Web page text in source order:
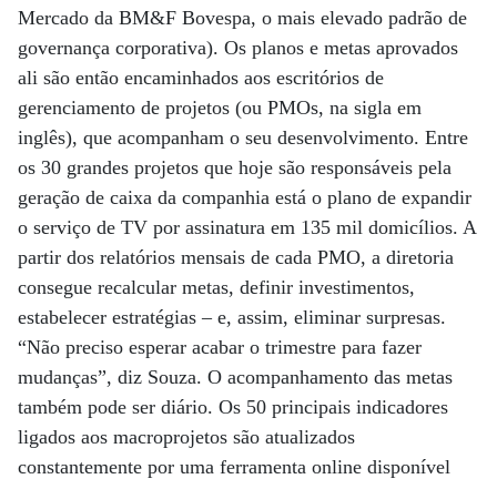
Mercado da BM&F Bovespa, o mais elevado padrão de
governança corporativa). Os planos e metas aprovados
ali são então encaminhados aos escritórios de
gerenciamento de projetos (ou PMOs, na sigla em
inglês), que acompanham o seu desenvolvimento. Entre
os 30 grandes projetos que hoje são responsáveis pela
geração de caixa da companhia está o plano de expandir
o serviço de TV por assinatura em 135 mil domicílios. A
partir dos relatórios mensais de cada PMO, a diretoria
consegue recalcular metas, definir investimentos,
estabelecer estratégias – e, assim, eliminar surpresas.
“Não preciso esperar acabar o trimestre para fazer
mudanças”, diz Souza. O acompanhamento das metas
também pode ser diário. Os 50 principais indicadores
ligados aos macroprojetos são atualizados
constantemente por uma ferramenta online disponível